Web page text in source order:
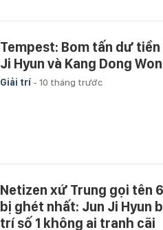
Tempest: Bom tấn dư
Ji Hyun và Kang Dong Won
Giải trí - 10 tháng trước
Netizen xứ Trung gọi tên
bị ghét nhất: Jun Ji Hyun
trí số 1 không ai tranh cãi